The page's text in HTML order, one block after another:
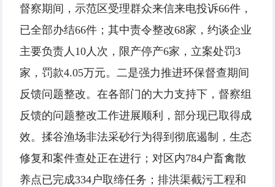
督察期间，示范区受理群众来信来电投诉66件，
已全部办结66件；其中责令整改68家，约谈企业
主要负责人10人次，限产停产6家，立案处罚3
家，罚款4.05万元。二是强力推进环保督查期间
反馈问题整改。在各部门的大力支持下，督察组
反馈的问题整改工作进展顺利，部分现已取得成
效。揉谷渔场非法采砂行为得到彻底遏制，生态
修复和案件查处正在进行；对区内784户畜禽散
养点已完成334户取缔任务；排洪渠截污工程和